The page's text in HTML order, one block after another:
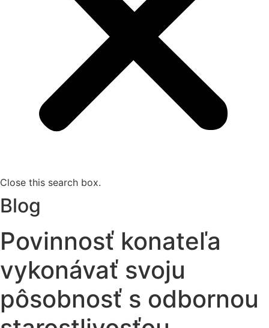
Close this search box.
Blog
Povinnosť konateľa
vykonávať svoju
pôsobnosť s odbornou